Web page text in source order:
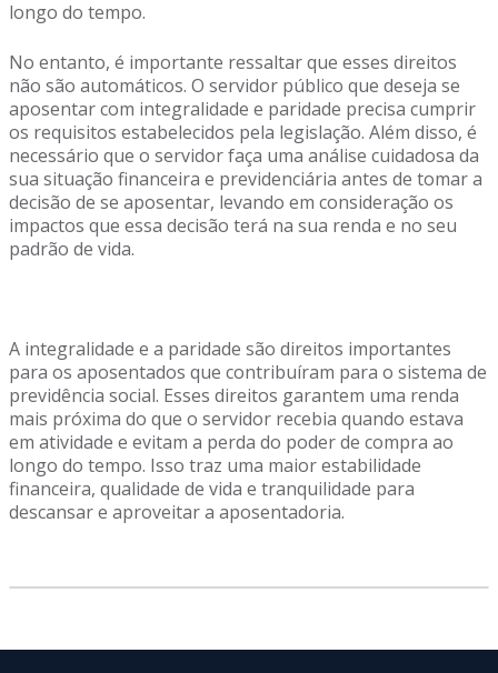
longo do tempo.
No entanto, é importante ressaltar que esses direitos
não são automáticos. O servidor público que deseja se
aposentar com integralidade e paridade precisa cumprir
os requisitos estabelecidos pela legislação. Além disso, é
necessário que o servidor faça uma análise cuidadosa da
sua situação financeira e previdenciária antes de tomar a
decisão de se aposentar, levando em consideração os
impactos que essa decisão terá na sua renda e no seu
padrão de vida.
A integralidade e a paridade são direitos importantes
para os aposentados que contribuíram para o sistema de
previdência social. Esses direitos garantem uma renda
mais próxima do que o servidor recebia quando estava
em atividade e evitam a perda do poder de compra ao
longo do tempo. Isso traz uma maior estabilidade
financeira, qualidade de vida e tranquilidade para
descansar e aproveitar a aposentadoria.